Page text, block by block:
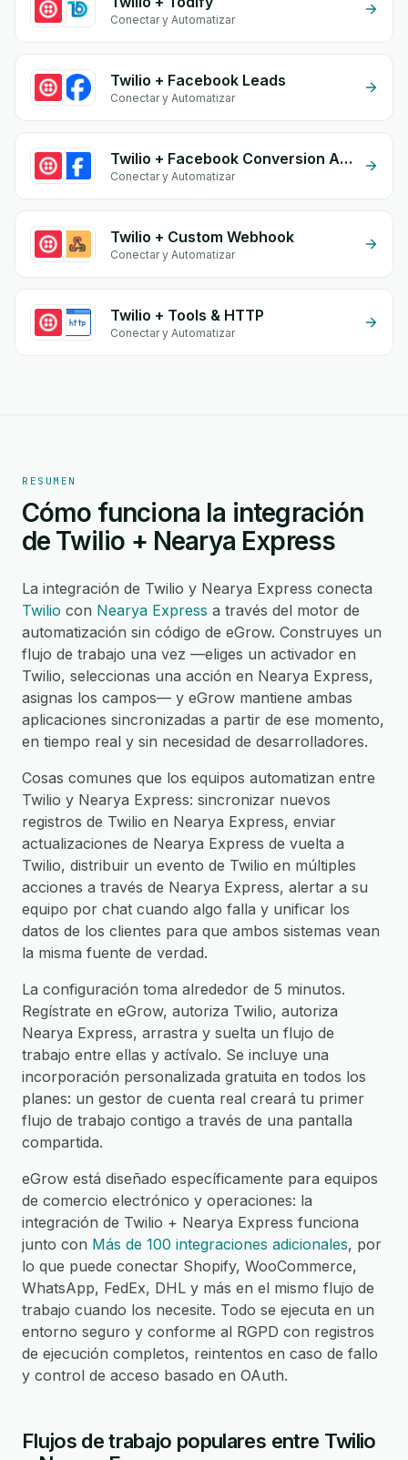
Conectar y Automatizar
Twilio + Facebook Leads
Conectar y Automatizar
Twilio + Facebook Conversion API (CAPI)
Conectar y Automatizar
Twilio + Custom Webhook
Conectar y Automatizar
Twilio + Tools & HTTP
Conectar y Automatizar
RESUMEN
Cómo funciona la integración
de Twilio + Nearya Express
La integración de Twilio y Nearya Express conecta
Twilio con Nearya Express a través del motor de
automatización sin código de eGrow. Construyes un
flujo de trabajo una vez —eliges un activador en
Twilio, seleccionas una acción en Nearya Express,
asignas los campos— y eGrow mantiene ambas
aplicaciones sincronizadas a partir de ese momento,
en tiempo real y sin necesidad de desarrolladores.
Cosas comunes que los equipos automatizan entre
Twilio y Nearya Express: sincronizar nuevos
registros de Twilio en Nearya Express, enviar
actualizaciones de Nearya Express de vuelta a
Twilio, distribuir un evento de Twilio en múltiples
acciones a través de Nearya Express, alertar a su
equipo por chat cuando algo falla y unificar los
datos de los clientes para que ambos sistemas vean
la misma fuente de verdad.
La configuración toma alrededor de 5 minutos.
Regístrate en eGrow, autoriza Twilio, autoriza
Nearya Express, arrastra y suelta un flujo de
trabajo entre ellas y actívalo. Se incluye una
incorporación personalizada gratuita en todos los
planes: un gestor de cuenta real creará tu primer
flujo de trabajo contigo a través de una pantalla
compartida.
eGrow está diseñado específicamente para equipos
de comercio electrónico y operaciones: la
integración de Twilio + Nearya Express funciona
junto con Más de 100 integraciones adicionales, por
lo que puede conectar Shopify, WooCommerce,
WhatsApp, FedEx, DHL y más en el mismo flujo de
trabajo cuando los necesite. Todo se ejecuta en un
entorno seguro y conforme al RGPD con registros
de ejecución completos, reintentos en caso de fallo
y control de acceso basado en OAuth.
Flujos de trabajo populares entre Twilio